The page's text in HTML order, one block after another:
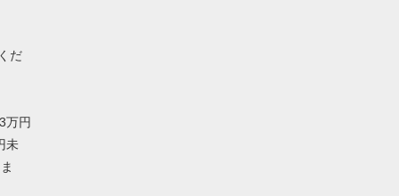
だ
万円
未